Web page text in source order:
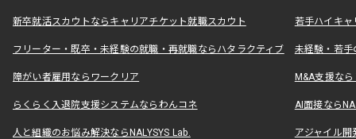
新卒就活スカウトならキャリアチケット就職スカウト 若手ハイキ
フリーター・既卒・未経験の就職・再就職ならハタラクティブ 未経験・若手
障がい者雇用ならワークリア M&A支援な
らくらく入退院支援システムならわんコネ AI面接なら
人と組織のお悩み解決ならNALYSYS Lab. アジャイル